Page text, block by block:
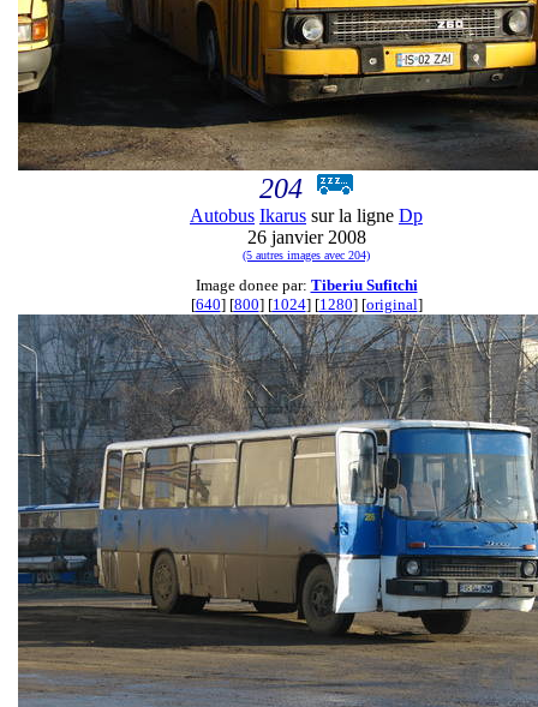
204
Autobus Ikarus sur la ligne Dp
26 janvier 2008
(5 autres images avec 204)
Image donee par: Tiberiu Sufitchi
[640] [800] [1024] [1280] [original]